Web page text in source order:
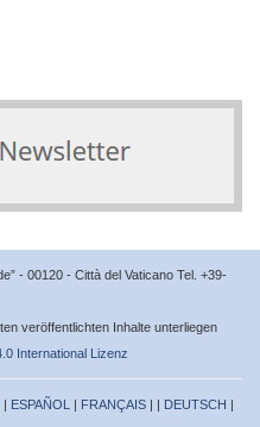
- 00120 - Città del Vaticano Tel. +39-
veröffentlichten Inhalte unterliegen
International Lizenz
| ESPAÑOL | FRANÇAIS | | DEUTSCH |